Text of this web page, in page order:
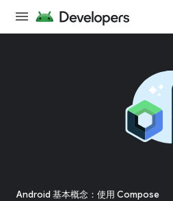
Android 基本概念：使用 Compose